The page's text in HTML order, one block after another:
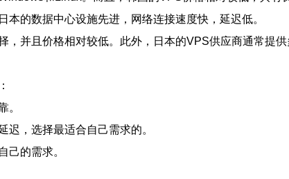
的数据中心设施先进，网络连接速度快，延迟低。
，并且价格相对较低。此外，日本的VPS供应商通常提
。
，选择最适合自己需求的。
己的需求。